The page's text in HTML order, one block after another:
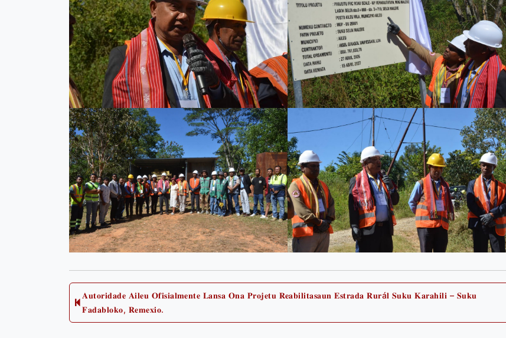
Post
post:
𝐀𝐮𝐭𝐨𝐫𝐢𝐝𝐚𝐝𝐞 𝐀𝐢𝐥𝐞𝐮 𝐎𝐟𝐢𝐬𝐢𝐚𝐥𝐦𝐞𝐧𝐭𝐞 𝐋𝐚𝐧𝐬𝐚 𝐎𝐧𝐚 𝐏𝐫𝐨𝐣𝐞𝐭𝐮 𝐑𝐞𝐚𝐛𝐢𝐥𝐢𝐭𝐚𝐬𝐚𝐮𝐧 𝐄𝐬𝐭𝐫𝐚𝐝𝐚 𝐑𝐮𝐫á𝐥 𝐒𝐮𝐤𝐮 𝐊𝐚𝐫𝐚𝐡𝐢𝐥𝐢 – 𝐒𝐮𝐤𝐮
𝐅𝐚𝐝𝐚𝐛𝐥𝐨𝐤𝐨, 𝐑𝐞𝐦𝐞𝐱𝐢𝐨.